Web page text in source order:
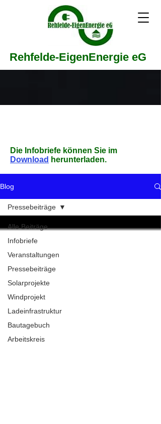
Rehfelde-EigenEnergie eG
Die Infobriefe können Sie im
Download herunterladen.
Blog
Alle Beiträge
Infobriefe
Veranstaltungen
Pressebeiträge
Solarprojekte
Windprojekt
Ladeinfrastruktur
Bautagebuch
Arbeitskreis
Pressebeiträge